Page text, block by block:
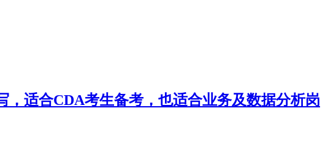
，适合CDA考生备考，也适合业务及数据分析岗